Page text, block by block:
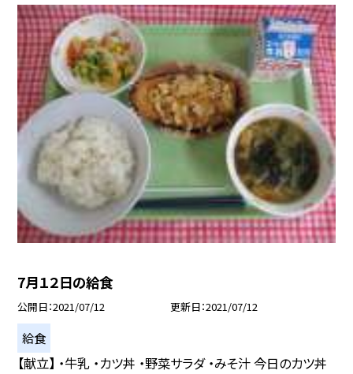
7月１２日の給食
公開日 2021/07/12 更新日 2021/07/12
給食
【献立】 ・牛乳 ・カツ丼 ・野菜サラダ ・みそ汁 今日のカツ丼